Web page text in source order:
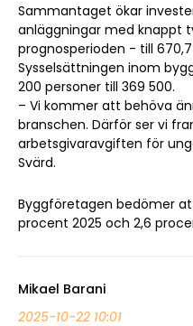
Sammantaget ökar
anläggningar med knappt
prognosperioden - till
Sysselsättningen inom
200 personer till 369 500.
– Vi kommer att behöva
branschen. Därför ser vi
arbetsgivaravgiften för
Svärd.
Byggföretagen bedömer
procent 2025 och 2,6
Mikael Barani
2025-10-22 10:01